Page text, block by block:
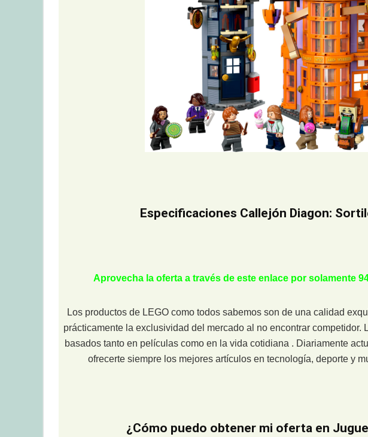
Especificaciones Callejón Diagon:
Aprovecha la oferta a través de este enlace por solamente
Los productos de LEGO como todos sabemos son de una calidad
prácticamente la exclusividad del mercado al no encontrar competidor.
basados tanto en películas como en la vida cotidiana . Diariamente
ofrecerte siempre los mejores artículos en tecnología, deporte y
¿Cómo puedo obtener mi oferta en